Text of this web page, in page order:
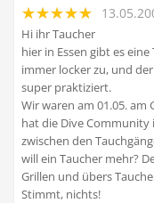
Hi ihr Taucher
hier in Essen gibt es
immer locker zu, und
super praktiziert.
Wir waren am 01.05. am
hat die Dive Community
zwischen den
will ein Taucher mehr?
Grillen und übers
Stimmt, nichts!